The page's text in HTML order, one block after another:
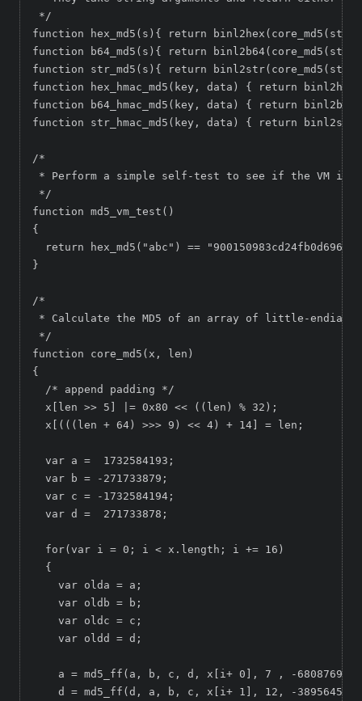
*/
function hex_md5(s){ return
function b64_md5(s){ return
function str_md5(s){ return
function hex_hmac_md5(key, data) { return
function b64_hmac_md5(key, data) { return
function str_hmac_md5(key, data) { return
/*
* Perform a simple self-test to see if the VM is
*/
function md5_vm_test()
{
return hex_md5("abc") ==
}
/*
* Calculate the MD5 of an array of little-endian
*/
function core_md5(x, len)
{
/* append padding */
x[len >> 5] |= 0x80 << ((len) % 32);
x[(((len + 64) >>> 9) << 4) + 14] = len;
var a =  1732584193;
var b = -271733879;
var c = -1732584194;
var d =  271733878;
for(var i = 0; i < x.length; i += 16)
{
var olda = a;
var oldb = b;
var oldc = c;
var oldd = d;
a = md5_ff(a, b, c, d, x[i+ 0], 7 , -
d = md5_ff(d, a, b, c, x[i+ 1], 12, -